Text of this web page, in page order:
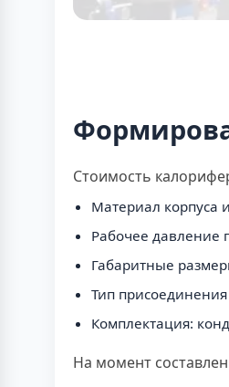
Стоимость
Материал корпуса
Рабочее давление
Габаритные
Тип
Комплектация:
На момент